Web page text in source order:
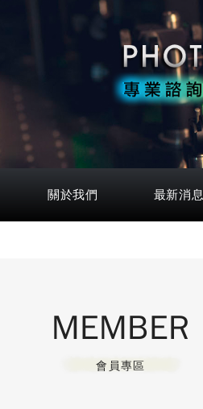
關於我們 最新消息
MEMBER
會員專區